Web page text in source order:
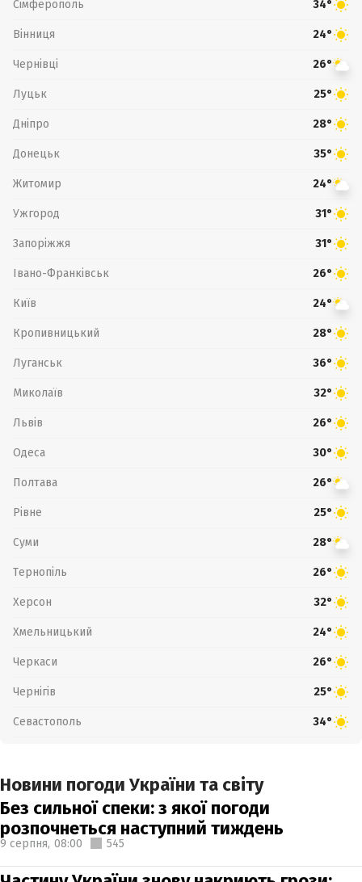
Сімферополь 34°
Вінниця 24°
Чернівці 26°
Луцьк 25°
Дніпро 28°
Донецьк 35°
Житомир 24°
Ужгород 31°
Запоріжжя 31°
Івано-Франківськ 26°
Київ 24°
Кропивницький 28°
Луганськ 36°
Миколаїв 32°
Львів 26°
Одеса 30°
Полтава 26°
Рівне 25°
Суми 28°
Тернопіль 26°
Херсон 32°
Хмельницький 24°
Черкаси 26°
Чернігів 25°
Севастополь 34°
Новини погоди України та світу
Без сильної спеки: з якої погоди
розпочнеться наступний тиждень
9 серпня, 08:00 545